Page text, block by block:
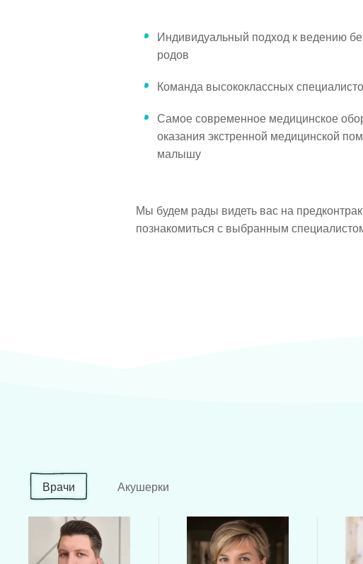
Индивидуальный подход к ведению
родов
Команда высококлассных
Самое современное медицинское
оказания экстренной медицинской
малышу
Мы будем рады видеть вас на
познакомиться с выбранным
Врачи Акушерки